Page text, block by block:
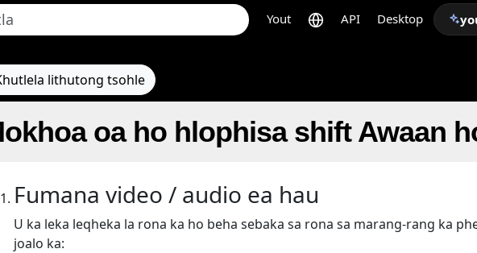
Yout API Desktop
lithutong tsohle
oa ho hlophisa shift Awaan
Fumana video / audio ea hau
U ka leka leqheka la rona ka ho beha sebaka sa rona sa marang-rang ka
joalo ka: